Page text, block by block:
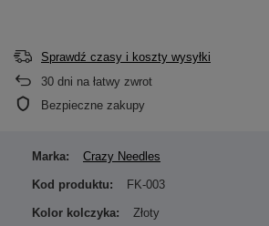
Sprawdź czasy i koszty wysyłki
30 dni na łatwy zwrot
Bezpieczne zakupy
Marka: Crazy Needles
Kod produktu: FK-003
Kolor kolczyka: Złoty